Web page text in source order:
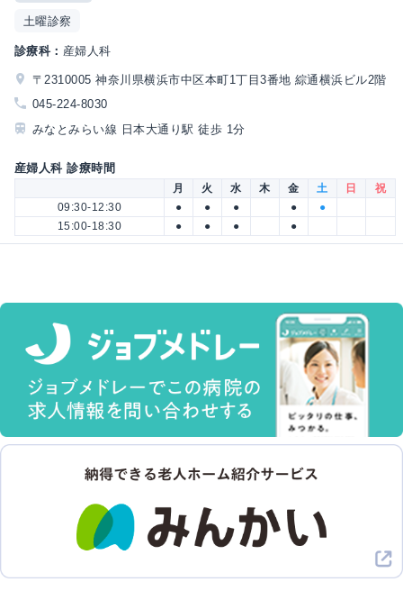
土曜診察
診療科： 産婦人科
〒2310005 神奈川県横浜市中区本町1丁目3番地 綜通横浜ビル2階
045-224-8030
みなとみらい線 日本大通り駅 徒歩 1分
産婦人科 診療時間
月 火 水 木 金 土 日
祝
09:30-12:30
● ● ● ●
●
15:00-18:30
● ● ● ●